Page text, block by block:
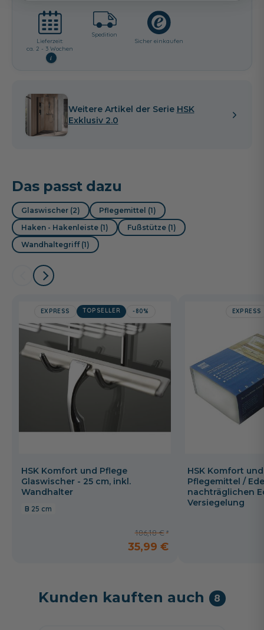
Lieferzeit:
ca. 2 - 3 Wochen
i
Spedition
Sicher einkaufen
Weitere Artikel der Serie HSK
Exklusiv 2.0
Das passt dazu
Glaswischer (2)
Pflegemittel (1)
Haken - Hakenleiste (1)
Fußstütze (1)
Wandhaltegriff (1)
EXPRESS TOPSELLER -80%
HSK Komfort und Pflege
Glaswischer - 25 cm, inkl.
Wandhalter
25 cm
186,18 €
35,99 €
EXPRESS
HSK Komfort
Pflegemittel /
nachträglichen
Versiegelung
Kunden kauften auch 8